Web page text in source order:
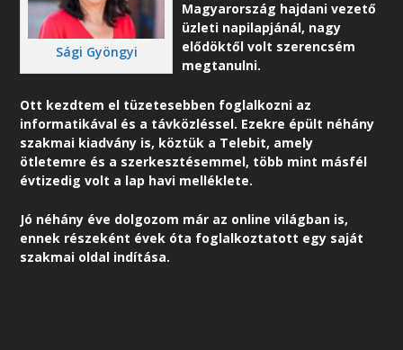
Sági Gyöngyi
Magyarország hajdani vezető
üzleti napilapjánál, nagy
elődöktől volt szerencsém
megtanulni.
Ott kezdtem el tüzetesebben foglalkozni az
informatikával és a távközléssel. Ezekre épült néhány
szakmai kiadvány is, köztük a Telebit, amely
ötletemre és a szerkesztésemmel, több mint másfél
évtizedig volt a lap havi melléklete.
Jó néhány éve dolgozom már az online világban is,
ennek részeként évek óta foglalkoztatott egy saját
szakmai oldal indítása.